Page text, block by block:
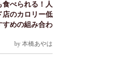
食べられる！人
店のカロリー低
すめの組み合わ
by 本橋あやは